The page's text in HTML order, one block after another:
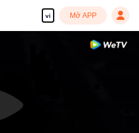
vi Mở APP